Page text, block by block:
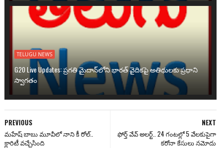
TELUGU NEWS
G20 Live Updates: ప్రగతి మైదాన్‌లోని భారత్ వైదికపై అతిథులకు ప్రధాని
స్వాగతం
NEXT
ఫోర్త్ వేవ్ అలర్ట్.. 24 గంటల్లో 5 వేలకుపైగా
కరోనా కేసులు నమోదు
PREVIOUS
మహేష్ బాబు మూవీలో నాని కీ రోల్..
క్లారిటీ వచ్చేసింది